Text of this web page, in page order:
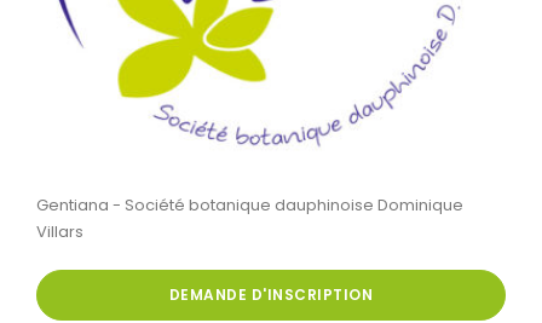
Gentiana - Société botanique dauphinoise Dominique
Villars
DEMANDE D'INSCRIPTION